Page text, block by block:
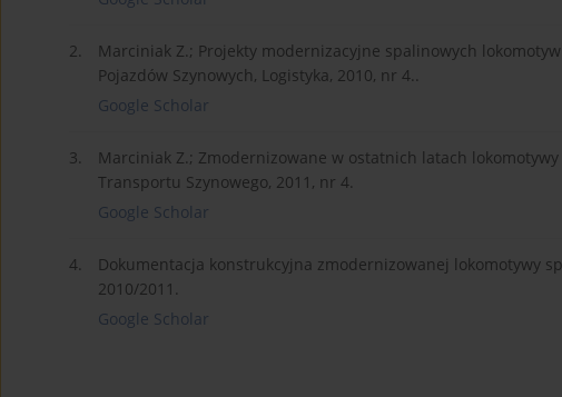
2.
Marciniak Z.; Projekty modernizacyjne spalinowych
Pojazdów Szynowych, Logistyka, 2010, nr 4..
Google Scholar
3.
Marciniak Z.; Zmodernizowane w ostatnich latach
Transportu Szynowego, 2011, nr 4.
Google Scholar
4.
Dokumentacja konstrukcyjna zmodernizowanej lokomotywy
2010/2011.
Google Scholar